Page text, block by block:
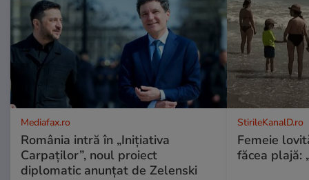
Mediafax.ro
România intră în „Inițiativa
Carpaților”, noul proiect
diplomatic anunțat de Zelenski
StirileKanalD.ro
Femeie
făcea plajă: